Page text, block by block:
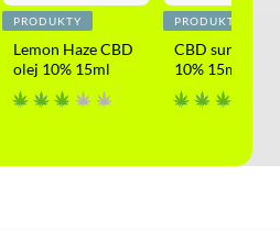
PRODUKTY
Lemon Haze CBD
olej 10% 15ml
PRODUKTY
CBD surový
10% 15ml